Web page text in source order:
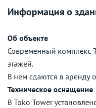
Информация о
Об объекте
Современный комплекс
этажей.
В нем сдаются в аренду
Техническое оснащение
В Toko Tower